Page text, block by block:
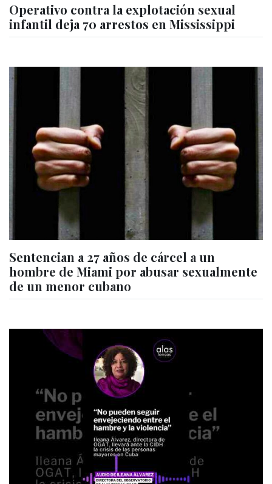
Operativo contra la explotación sexual
infantil deja 70 arrestos en Mississippi
Sentencian a 27 años de cárcel a un
hombre de Miami por abusar sexualmente
de un menor cubano